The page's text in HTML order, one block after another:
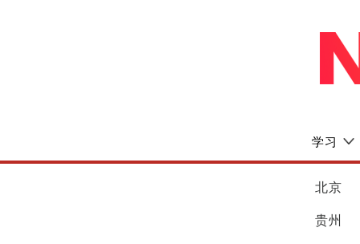
学习
北京
贵州